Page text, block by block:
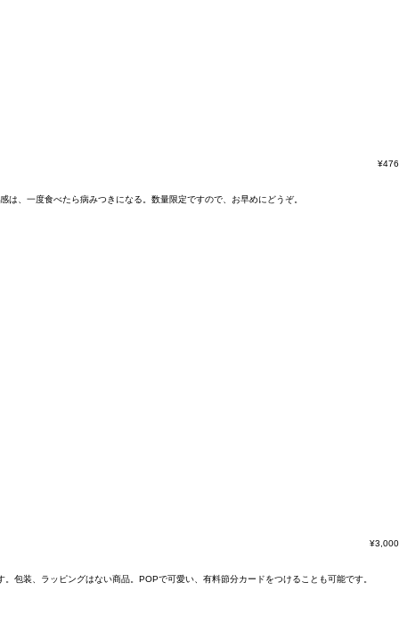
¥476
、一度食べたら病みつきになる。数量限定ですので、お早めにどうぞ。
¥3,000
包装、ラッピングはない商品。POPで可愛い、有料節分カードをつけることも可能です。